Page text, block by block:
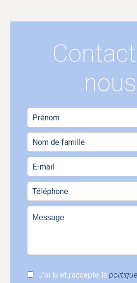
nous
J’ai lu et j'accepte la